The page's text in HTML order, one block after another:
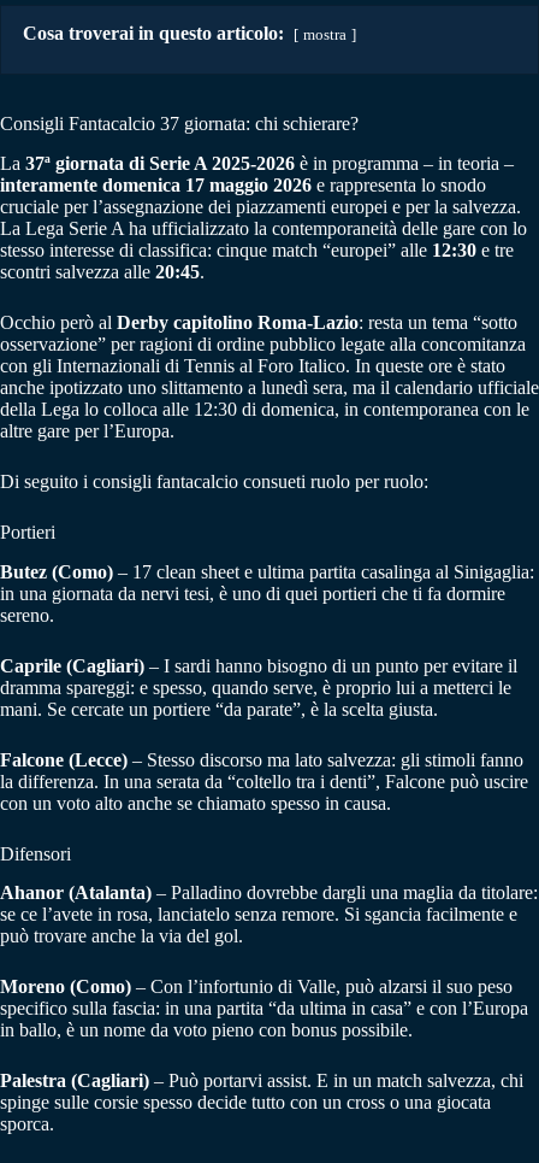
Cosa troverai in questo articolo: mostra
Consigli Fantacalcio 37 giornata: chi schierare?
La 37ª giornata di Serie A 2025-2026 è in programma – in teoria –
interamente domenica 17 maggio 2026 e rappresenta lo snodo
cruciale per l’assegnazione dei piazzamenti europei e per la salvezza.
La Lega Serie A ha ufficializzato la contemporaneità delle gare con lo
stesso interesse di classifica: cinque match “europei” alle 12:30 e tre
scontri salvezza alle 20:45.
Occhio però al Derby capitolino Roma-Lazio: resta un tema “sotto
osservazione” per ragioni di ordine pubblico legate alla concomitanza
con gli Internazionali di Tennis al Foro Italico. In queste ore è stato
anche ipotizzato uno slittamento a lunedì sera, ma il calendario ufficiale
della Lega lo colloca alle 12:30 di domenica, in contemporanea con le
altre gare per l’Europa.
Di seguito i consigli fantacalcio consueti ruolo per ruolo:
Portieri
Butez (Como) – 17 clean sheet e ultima partita casalinga al Sinigaglia:
in una giornata da nervi tesi, è uno di quei portieri che ti fa dormire
sereno.
Caprile (Cagliari) – I sardi hanno bisogno di un punto per evitare il
dramma spareggi: e spesso, quando serve, è proprio lui a metterci le
mani. Se cercate un portiere “da parate”, è la scelta giusta.
Falcone (Lecce) – Stesso discorso ma lato salvezza: gli stimoli fanno
la differenza. In una serata da “coltello tra i denti”, Falcone può uscire
con un voto alto anche se chiamato spesso in causa.
Difensori
Ahanor (Atalanta) – Palladino dovrebbe dargli una maglia da titolare:
se ce l’avete in rosa, lanciatelo senza remore. Si sgancia facilmente e
può trovare anche la via del gol.
Moreno (Como) – Con l’infortunio di Valle, può alzarsi il suo peso
specifico sulla fascia: in una partita “da ultima in casa” e con l’Europa
in ballo, è un nome da voto pieno con bonus possibile.
Palestra (Cagliari) – Può portarvi assist. E in un match salvezza, chi
spinge sulle corsie spesso decide tutto con un cross o una giocata
sporca.